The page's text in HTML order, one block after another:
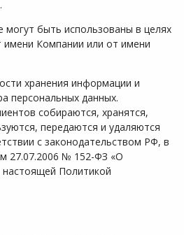
могут быть использованы в целях
Компании или от имени
хранения информации и
персональных данных.
собираются, хранятся,
передаются и удаляются
с законодательством РФ, в
27.07.2006 № 152-ФЗ «О
настоящей Политикой